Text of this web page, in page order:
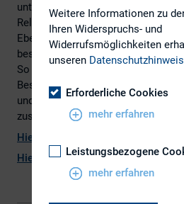
unter anderem diese veränderten
Relations zum Thema hat. Aber
Ebene
beschäftigen sich viele Studien
So verfestigt sich insgesamt der
Beschäftigungsmöglichkeiten eher
und andere spannende Themen
zusammengestellt.
Hier
Hier
geht es zum pdf.
Weitere Informationen zu
Ihren Widerspruchs- und
Widerrufsmöglichkeiten
unseren
Erforderliche Cookies
mehr erfahren
Leistungsbezogene
mehr erfahren